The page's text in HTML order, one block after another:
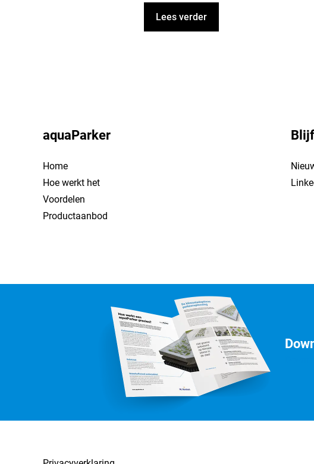
Lees verder
aquaParker
Home
Hoe werkt het
Voordelen
Productaanbod